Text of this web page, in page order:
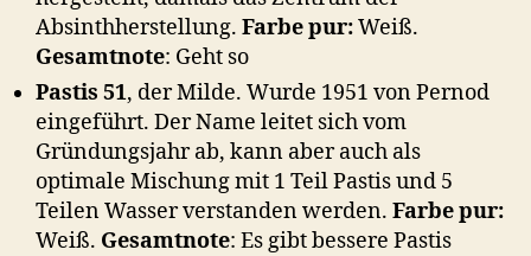
Absinthherstellung. Farbe pur:Weiß.
Gesamtnote: Geht so
Pastis 51, der Milde. Wurde 1951 von Pernod
eingeführt. Der Name leitet sich vom
Gründungsjahr ab, kann aber auch als
optimale Mischung mit 1 Teil Pastis und 5
Teilen Wasser verstanden werden. Farbe pur:
Weiß. Gesamtnote: Es gibt bessere Pastis